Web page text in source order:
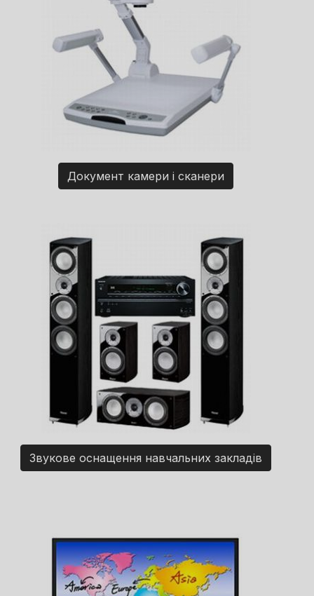
Документ камери і сканери
Звукове оснащення навчальних закладів